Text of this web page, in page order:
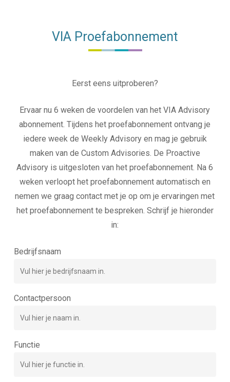
VIA Proefabonnement
Eerst eens uitproberen?
Ervaar nu 6 weken de voordelen van het VIA Advisory
abonnement. Tijdens het proefabonnement ontvang je
iedere week de Weekly Advisory en mag je gebruik
maken van de Custom Advisories. De Proactive
Advisory is uitgesloten van het proefabonnement. Na 6
weken verloopt het proefabonnement automatisch en
nemen we graag contact met je op om je ervaringen met
het proefabonnement te bespreken. Schrijf je hieronder
in:
Bedrijfsnaam
Contactpersoon
Functie